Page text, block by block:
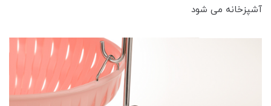
آشپزخانه می شود